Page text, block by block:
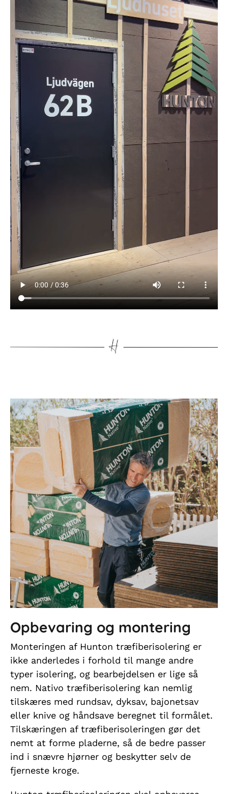
Opbevaring og montering
Monteringen af Hunton træfiberisolering er
ikke anderledes i forhold til mange andre
typer isolering, og bearbejdelsen er lige så
nem. Nativo træfiberisolering kan nemlig
tilskæres med rundsav, dyksav, bajonetsav
eller knive og håndsave beregnet til formålet.
Tilskæringen af træfiberisoleringen gør det
nemt at forme pladerne, så de bedre passer
ind i snævre hjørner og beskytter selv de
fjerneste kroge.